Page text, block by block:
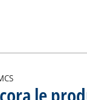
in Italia '